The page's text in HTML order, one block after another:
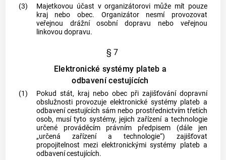
(3)
Majetkovou účast v organizátorovi může mít pouze
kraj neboobec. Organizátor nesmí provozovat
veřejnou drážní osobní dopravu nebo veřejnou
linkovou dopravu.
§ 7
Elektronické systémy plateb a
odbavení cestujících
(1) Pokud stát, kraj nebo obecpři zajišťování dopravní
obslužnostiprovozuje elektronické systémy plateb a
odbavení cestujících sám nebo prostřednictvím třetích
osob, musí tyto systémy, jejich zařízení a technologie
určené prováděcím právním předpisem (dále jen
„určená zařízení a technologie“) zajišťovat
propojitelnost mezi elektronickými systémy plateb a
odbavení cestujících.